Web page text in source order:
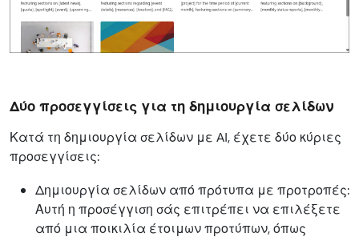
Δύο προσεγγίσεις για τη δημιουργία σελίδων
Κατά τη δημιουργία σελίδων με AI, έχετε δύο κύριες
προσεγγίσεις:
Δημιουργία σελίδων από πρότυπα με προτροπές:
Αυτή η προσέγγιση σάς επιτρέπει να επιλέξετε
από μια ποικιλία έτοιμων προτύπων, όπως